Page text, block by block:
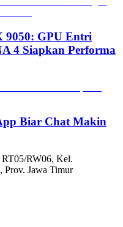
9050: GPU Entri
4 Siapkan Performa
Biar Chat Makin
RW06, Kel.
Prov. Jawa Timur